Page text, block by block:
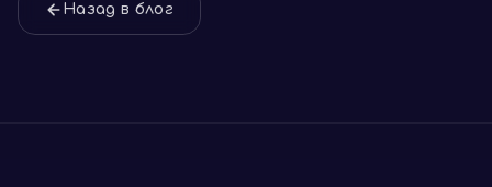
Назад в блог